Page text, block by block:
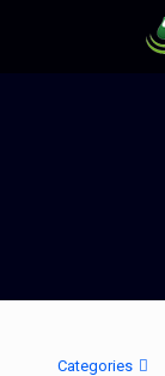
Categories